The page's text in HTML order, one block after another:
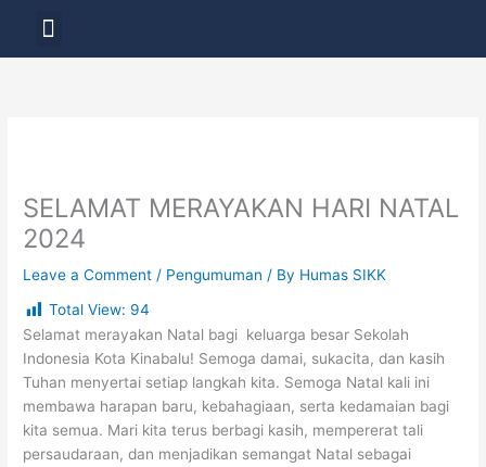
content
Menu
SELAMAT MERAYAKAN HARI NATAL
2024
Leave a Comment / Pengumuman / By Humas SIKK
Total View: 94
Selamat merayakan Natal bagi keluarga besar Sekolah
Indonesia Kota Kinabalu! Semoga damai, sukacita, dan kasih
Tuhan menyertai setiap langkah kita. Semoga Natal kali ini
membawa harapan baru, kebahagiaan, serta kedamaian bagi
kita semua. Mari kita terus berbagi kasih, mempererat tali
persaudaraan, dan menjadikan semangat Natal sebagai